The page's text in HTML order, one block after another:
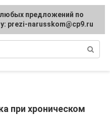
при хроническом
предложений по
prezi-narusskom@cp9.ru